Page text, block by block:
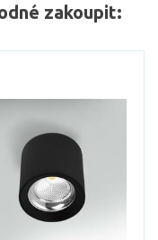
zakoupit: